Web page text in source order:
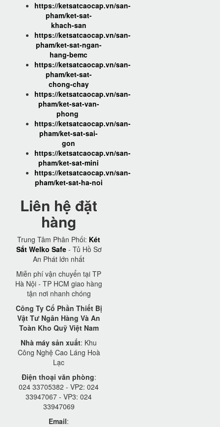
https://ketsatcaocap.vn/san-
pham/ket-sat-
khach-san
https://ketsatcaocap.vn/san-
pham/ket-sat-ngan-
hang-bemc
https://ketsatcaocap.vn/san-
pham/ket-sat-
chong-chay
https://ketsatcaocap.vn/san-
pham/ket-sat-van-
phong
https://ketsatcaocap.vn/san-
pham/ket-sat-sai-
gon
https://ketsatcaocap.vn/san-
pham/ket-sat-mini
https://ketsatcaocap.vn/san-
pham/ket-sat-ha-noi
Liên hệ đặt
hàng
Trung Tâm Phân Phối: Két
Sắt Welko Safe- Tủ Hồ Sơ
An Phát lớn nhất
Miễn phí vận chuyển tại TP
Hà Nội - TP HCM giao hàng
tận nơi nhanh chóng
Công Ty Cổ Phần Thiết Bị
Vật Tư Ngân Hàng Và An
Toàn Kho Quỹ Việt Nam
Nhà máy sản xuất: Khu
Công Nghệ Cao Láng Hoà
Lạc
Điện thoại văn phòng:
024 33705382 - VP2: 024
33947067 - VP3: 024
33947069
Email: